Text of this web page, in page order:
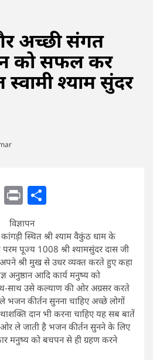
अच्छी संगत
को सफल कर
स्वामी श्याम सुंदर
LinkedIn
Print
विज्ञापन
कांगड़ी स्थित श्री श्याम वैकुंठ धाम के
पूज्य 1008 श्री श्यामसुंदर दास जी
श्री मुख से उधर व्यक्त करते हुए कहा
अनुष्ठान आदि कार्य मनुष्य को
साथ उसे कल्याण की ओर अग्रसर करते
कीर्तन सुनना चाहिए अच्छे लोगों
दान भी करना चाहिए यह सब बातें
ले जाती है भजन कीर्तन सुनने के लिए
मनुष्य को बचपन से ही ग्रहण करने